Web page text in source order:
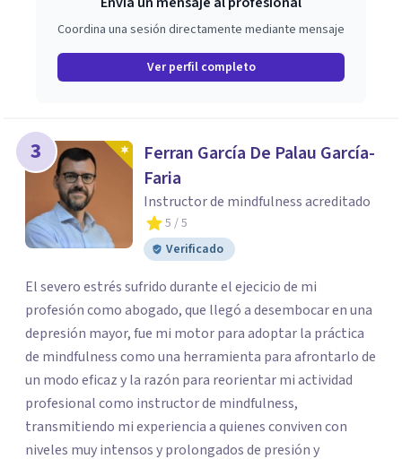
Coordina una sesión directamente mediante mensaje
Ver perfil completo
3
Ferran García De Palau García-
Faria
Instructor de mindfulness acreditado
5 / 5
Verificado
El severo estrés sufrido durante el ejecicio de mi
profesión como abogado, que llegó a desembocar en una
depresión mayor, fue mi motor para adoptar la práctica
de mindfulness como una herramienta para afrontarlo de
un modo eficaz y la razón para reorientar mi actividad
profesional como instructor de mindfulness,
transmitiendo mi experiencia a quienes conviven con
niveles muy intensos y prolongados de presión y